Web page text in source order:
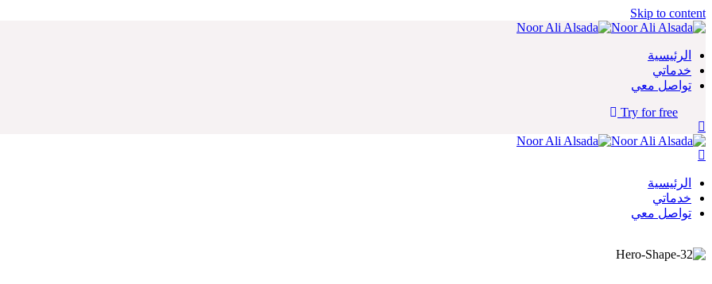
Skip to content
الرئيسية
خدماتي
تواصل معي
Try for free
الرئيسية
خدماتي
تواصل معي